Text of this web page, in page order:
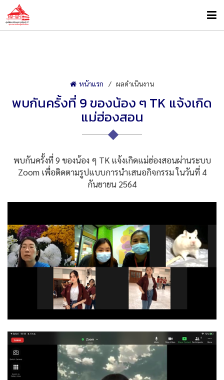
หน้าแรก ผลดำเนินงาน
พบกันครั้งที่ 9 ของน้อง ๆ TK แจ้งเกิด
แม่ฮ่องสอน
พบกันครั้งที่ 9 ของน้อง ๆ TK แจ้งเกิดแม่ฮ่องสอนผ่านระบบ
Zoom เพื่อติดตามรูปแบบการนำเสนอกิจกรรม ในวันที่ 4
กันยายน 2564